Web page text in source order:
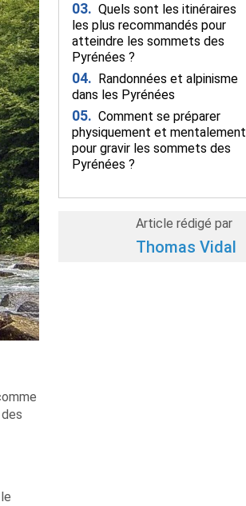
03. Quels sont les itinéraires
les plus recommandés pour
atteindre les sommets des
Pyrénées ?
04. Randonnées et alpinisme
dans les Pyrénées
05. Comment se préparer
physiquement et mentalement
pour gravir les sommets des
Pyrénées ?
Article rédigé par
Thomas Vidal